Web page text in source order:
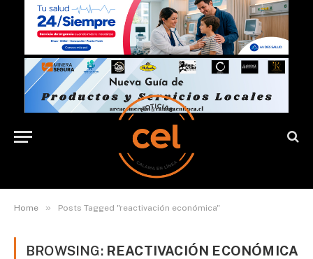
Home » Posts Tagged "reactivación económica"
BROWSING: REACTIVACIÓN ECONÓMICA